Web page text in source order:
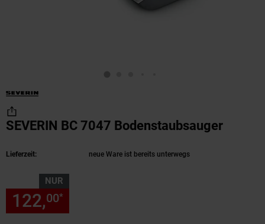
SEVERIN BC 7047 Bodenstaubsauger
Lieferzeit: neue Ware ist bereits unterwegs
NUR
122,00*